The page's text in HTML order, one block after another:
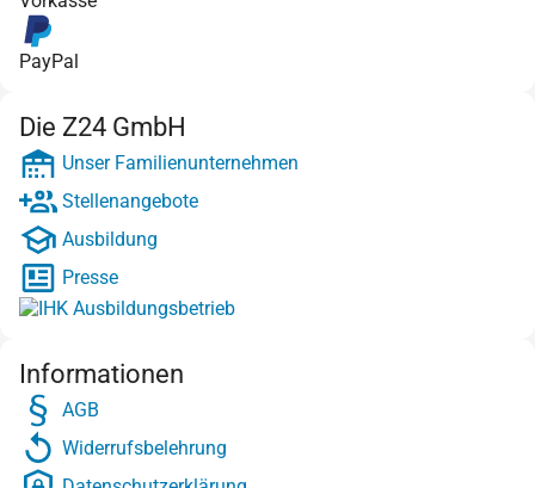
PayPal
Die Z24 GmbH
Unser Familienunternehmen
Stellenangebote
Ausbildung
Presse
Informationen
AGB
Widerrufsbelehrung